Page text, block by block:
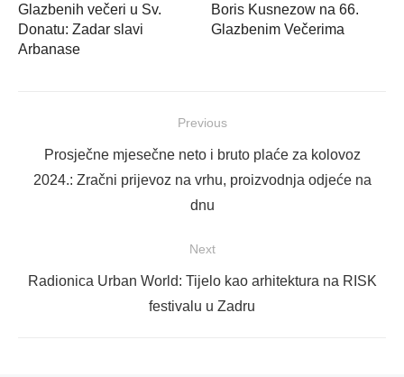
Glazbenih večeri u Sv.
Donatu: Zadar slavi
Arbanase
Boris Kusnezow na 66.
Glazbenim Večerima
objava
Previous
Previous
post:
Prosječne mjesečne neto i bruto plaće za kolovoz
2024.: Zračni prijevoz na vrhu, proizvodnja odjeće na
dnu
Next
Next
Radionica Urban World: Tijelo kao arhitektura na RISK
festivalu u Zadru